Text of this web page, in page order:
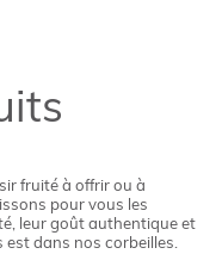
fruité à offrir ou à
pour vous les
leur goût authentique et
dans nos corbeilles.